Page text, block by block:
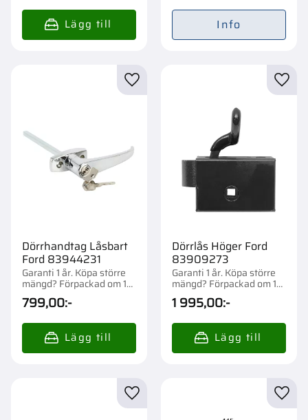
Info
Dörrhandtag Låsbart
Ford 83944231
Garanti 1 år. Köpa större
mängd? Förpackad om 1
st.
799,00:-
Lägg till i favoriter
Dörrlås Höger Ford
83909273
Garanti 1 år. Köpa större
mängd? Förpackad om 1
st.
1 995,00:-
Lägg till i favoriter